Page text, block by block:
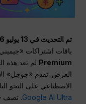
تم التحديث في 13 يوليو 2026:
باقات اشتراكات
Premium لم تعد هذه
العرض. تقدم «جوجل»
الاصطناعي على النحو
Google AI Ultra